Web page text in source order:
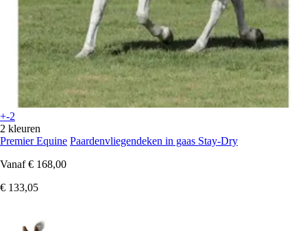
+-2
2 kleuren
Premier Equine Paardenvliegendeken in gaas Stay-Dry
Vanaf € 168,00
€ 133,05